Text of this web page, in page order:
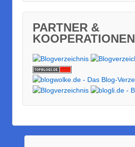
PARTNER &
KOOPERATIONEN